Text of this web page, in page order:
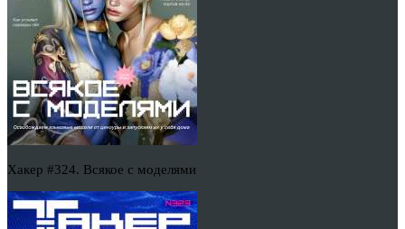
Хакер #324. Всякое с моделями